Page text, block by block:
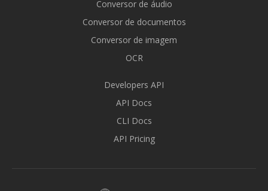
Conversor de áudio
Conversor de documentos
Conversor de imagem
OCR
Developers API
API Docs
CLI Docs
API Pricing